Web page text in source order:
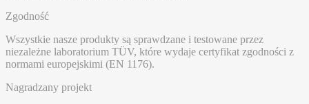
Zgodność
Wszystkie nasze produkty są sprawdzane i testowane przez
niezależne laboratorium TÜV, które wydaje certyfikat zgodności z
normami europejskimi (EN 1176).
Nagradzany projekt